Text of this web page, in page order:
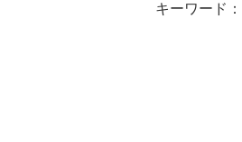
キーワード：